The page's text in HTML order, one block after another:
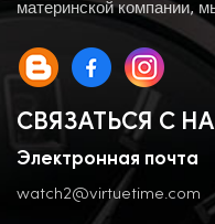
материнской компании,
СВЯЗАТЬСЯ С
Электронная почта
watch2@virtuetime.com